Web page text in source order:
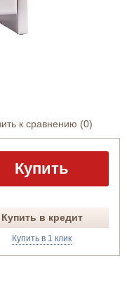
к сравнению (0)
Купить
Купить в кредит
Купить в 1 клик